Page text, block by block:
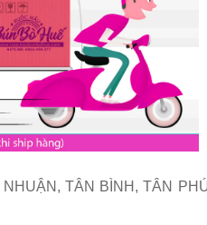
TÂN BÌNH, TÂN